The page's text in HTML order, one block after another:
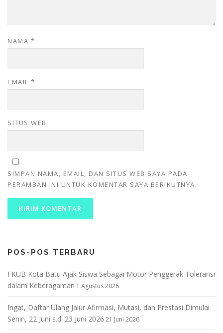
NAMA *
EMAIL *
SITUS WEB
SIMPAN NAMA, EMAIL, DAN SITUS WEB SAYA PADA
PERAMBAN INI UNTUK KOMENTAR SAYA BERIKUTNYA.
POS-POS TERBARU
FKUB Kota Batu Ajak Siswa Sebagai Motor Penggerak Toleransi
dalam Keberagaman 1 Agustus 2026
Ingat, Daftar Ulang Jalur Afirmasi, Mutasi, dan Prestasi Dimulai
Senin, 22 Juni s.d. 23 Juni 2026 21 Juni 2026